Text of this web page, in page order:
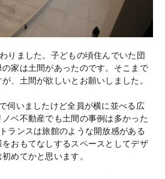
りました。子どもの頃住んでいた団
家は土間があったのです。そこまで
、土間が欲しいとお願いしました。
伺いましたけど全員が横に並べる広
ベ不動産でも土間の事例は多かった
ランスは旅館のような開放感がある
おもてなしするスペースとしてデザ
めてかと思います。